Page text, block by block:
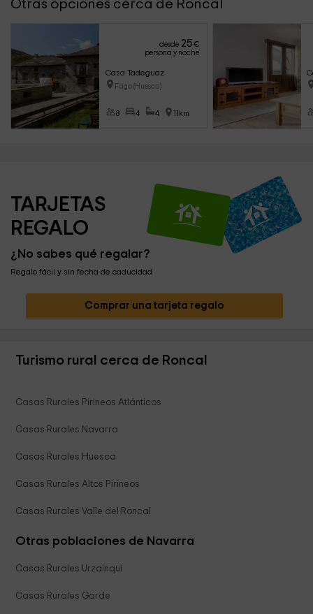
Otras opciones cerca de Roncal
desde 25€
persona y noche
Casa Tadeguaz
Fago (Huesca)
8 4 4 11km
TARJETAS
REGALO
¿No sabes qué regalar?
Regalo fácil y sin fecha de caducidad
Comprar una tarjeta regalo
Turismo rural cerca de Roncal
Casas Rurales Pirineos Atlánticos
Casas Rurales Navarra
Casas Rurales Huesca
Casas Rurales Altos Pirineos
Casas Rurales Valle del Roncal
Otras poblaciones de Navarra
Casas Rurales Urzainqui
Casas Rurales Garde